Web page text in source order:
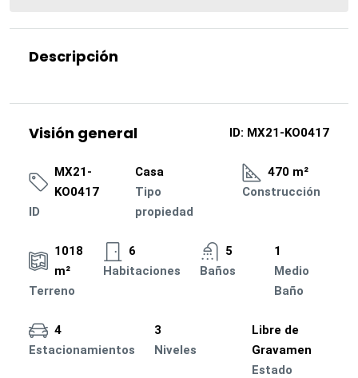
Descripción
Visión general ID: MX21-KO0417
MX21-
KO0417
ID
Casa
Tipo
propiedad
470 m²
Construcción
1018
m²
Terreno
6
Habitaciones
5
Baños
1
Medio
Baño
4
Estacionamientos
3
Niveles
Libre de
Gravamen
Estado